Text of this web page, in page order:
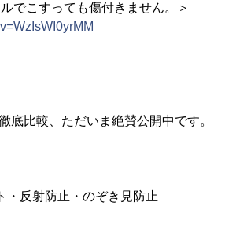
でこすっても傷付きません。＞
底比較、ただいま絶賛公開中です。
・反射防止・のぞき見防止